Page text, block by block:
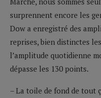
surprennent encore les
Dow a enregistré des
reprises, bien distinctes
l’amplitude quotidienne
dépasse les 130 points.
– La toile de fond de tout